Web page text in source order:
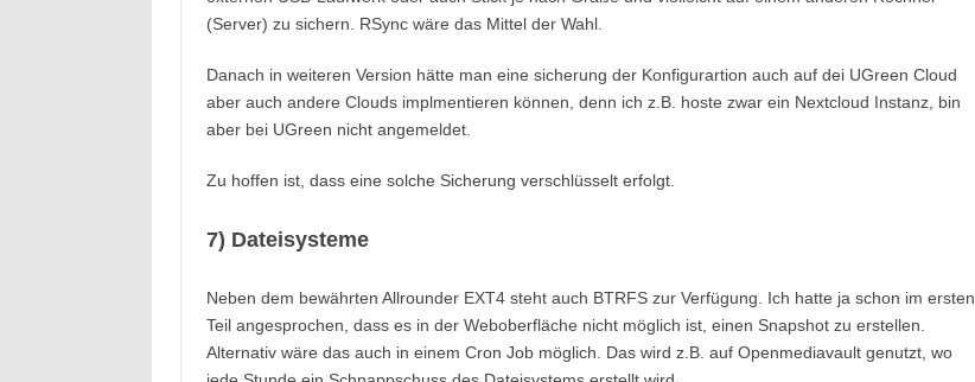
(Server) zu sichern. RSync wäre das Mittel der Wahl.
Danach in weiteren Version hätte man eine sicherung der Konfigurartion auch auf dei UGreen Cloud
aber auch andere Clouds implmentieren können, denn ich z.B. hoste zwar ein Nextcloud Instanz, bin
aber bei UGreen nicht angemeldet.
Zu hoffen ist, dass eine solche Sicherung verschlüsselt erfolgt.
7) Dateisysteme
Neben dem bewährten Allrounder EXT4 steht auch BTRFS zur Verfügung. Ich hatte ja schon im ersten
Teil angesprochen, dass es in der Weboberfläche nicht möglich ist, einen Snapshot zu erstellen.
Alternativ wäre das auch in einem Cron Job möglich. Das wird z.B. auf Openmediavault genutzt, wo